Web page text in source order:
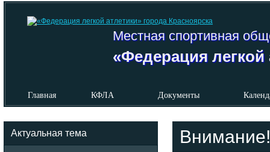
Местная спортивная
«Федерация легкой
Главная КФЛА Документы
Актуальная тема Внимание!